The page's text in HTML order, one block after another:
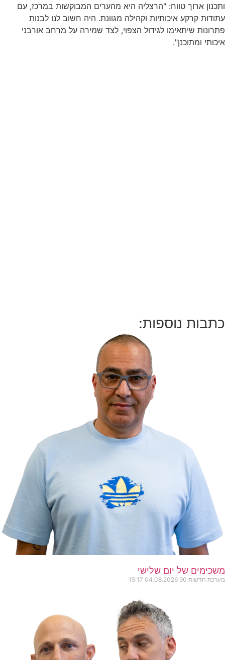
ותכנון ארוך טווח: "הרצליה היא מהערים המבוקשות במרכז, עם
עתודות קרקע איכותיות וקהילה מגוונת. היה חשוב לנו לבנות
פתרונות שיתאימו לגידול הצפוי, לצד שמירה על מרחב אורבני
איכותי ומתוכנן".
כתבות נוספות:
משכימים של יום שלישי
מערכת חדשות 90 04.08.2026
15:17